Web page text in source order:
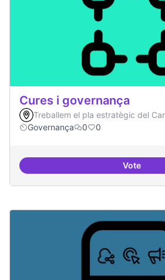
Cures i governança
Treballem el pla estratègic del
Governança
0 0
VoteCures i